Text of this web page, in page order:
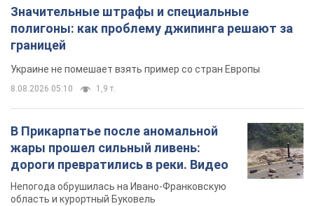
Значительные штрафы и специальные
полигоны: как проблему джипинга решают за
границей
Украине не помешает взять пример со стран Европы
8.08.2026 05:10 1,9 т.
В Прикарпатье после аномальной
жары прошел сильный ливень:
дороги превратились в реки. Видео
Непогода обрушилась на Ивано-Франковскую
область и курортный Буковель